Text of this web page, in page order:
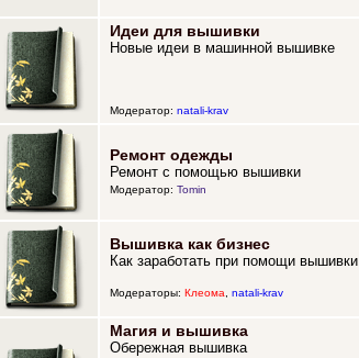
Идеи для вышивки
Новые идеи в машинной вышивке
Модератор: natali-krav
Ремонт одежды
Ремонт с помощью вышивки
Модератор: Tomin
Вышивка как бизнес
Как заработать при помощи вышивки
Модераторы: Клеома, natali-krav
Магия и вышивка
Обережная вышивка